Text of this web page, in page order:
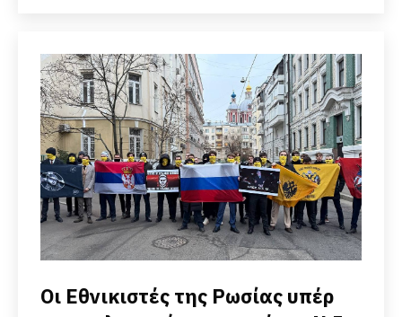
Οι Εθνικιστές της Ρωσίας υπέρ